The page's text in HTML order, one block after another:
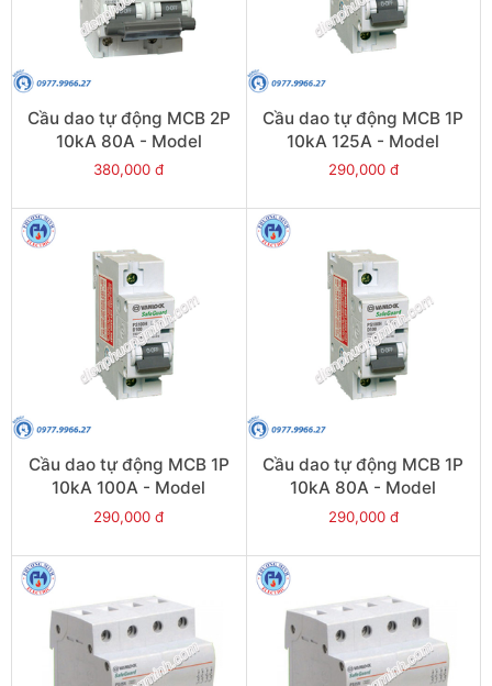
Cầu dao tự động MCB 2P
10kA 80A - Model
PS100H/2/D80
380,000 đ
Cầu dao tự động MCB 1P
10kA 125A - Model
PS100H/1/D125
290,000 đ
Cầu dao tự động MCB 1P
10kA 100A - Model
PS100H/1/D100
290,000 đ
Cầu dao tự động MCB 1P
10kA 80A - Model
PS100H/1/D80
290,000 đ